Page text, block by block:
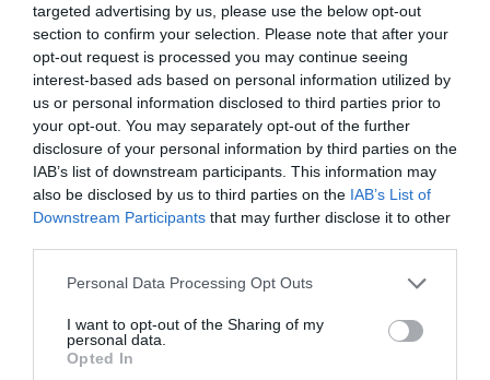
targeted advertising by us, please use the below opt-out
section to confirm your selection. Please note that after your
opt-out request is processed you may continue seeing
interest-based ads based on personal information utilized by
us or personal information disclosed to third parties prior to
your opt-out. You may separately opt-out of the further
disclosure of your personal information by third parties on the
IAB’s list of downstream participants. This information may
also be disclosed by us to third parties on the IAB’s List of
Downstream Participants that may further disclose it to other
Please note that this website/app uses one or more Google
not limited to your visit or usage behaviour. You may click to
grant or deny consent to Google and its third-party tags to
use your data for below specified purposes in below Google
Personal Data Processing Opt Outs
I want to opt-out of the Sharing of my
personal data.
Opted In
05.08.2026 | 22:02
Το Ομάν συμφώνησε ότι τα Στενά του Ορμούζ
είναι υπό ιρανική κυριαρχία και επιτεύχθηκε
συμφωνία